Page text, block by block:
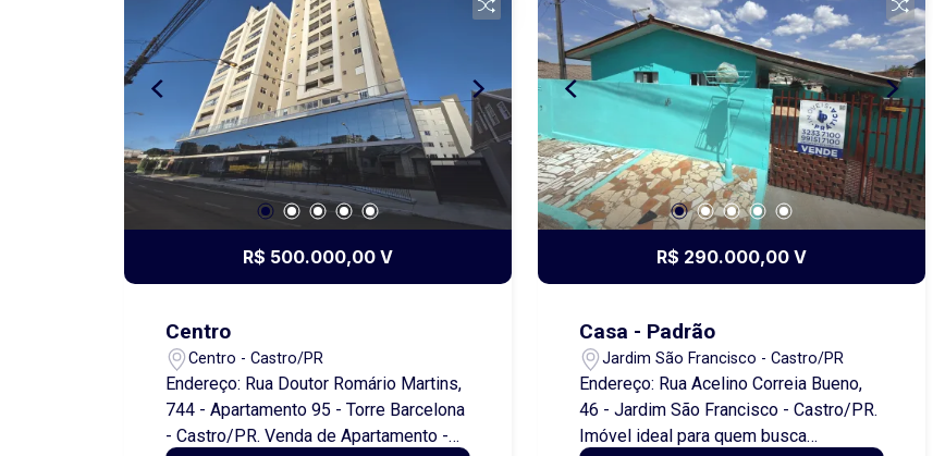
vaga de garagem por apartamento O
condomínio ainda dispõe de uma área
comum com churrasqueira, perfeita para
momentos de lazer e confraternização
entre moradores e familia. Imóvel novo,
moderno, ideal para quem busca
conforto, praticidade e um excelente
padrão de construção. Venha fazer uma
encargos anunciados, é acrescido o
Seguro contra Incêndio e Vendaval
Conservação do Imóvel (FCI)
equivalente a 5% do valor do aluguel.
Os valores de IPTU apresentados são
estimativos e estão sujeitos a
alterações.
depósitos, oficinas, distribuidoras,
igrejas, academias e muito mais.
Estrutura nova ? primeira locação 2
banheiros, sendo 1 com acessibilidade
Espaço para futura instalação de copa
ou cozinha Amplo espaço interno,
versátil e adaptável ao seu negócio. Um
imóvel pensado para atender
diferentes necessidades, com
excelente potencial para crescimento
da sua empresa. Entre em contato para
Obs.: Além do aluguel e encargos
anunciados, é acrescido o Seguro
contra Incêndio e Vendaval (valor sob
consulta) e o Fundo de Conservação do
Imóvel (FCI) equivalente a 5% do valor
R$ 500.000,00 V
Centro
Centro - Castro/PR
Endereço: Rua Doutor Romário Martins,
744 - Apartamento 95 - Torre Barcelona
- Castro/PR. Venda de Apartamento -
R$ 290.000,00 V
Casa - Padrão
Jardim São Francisco - Castro/PR
Endereço: Rua Acelino Correia Bueno,
46 - Jardim São Francisco - Castro/PR.
Imóvel ideal para quem busca